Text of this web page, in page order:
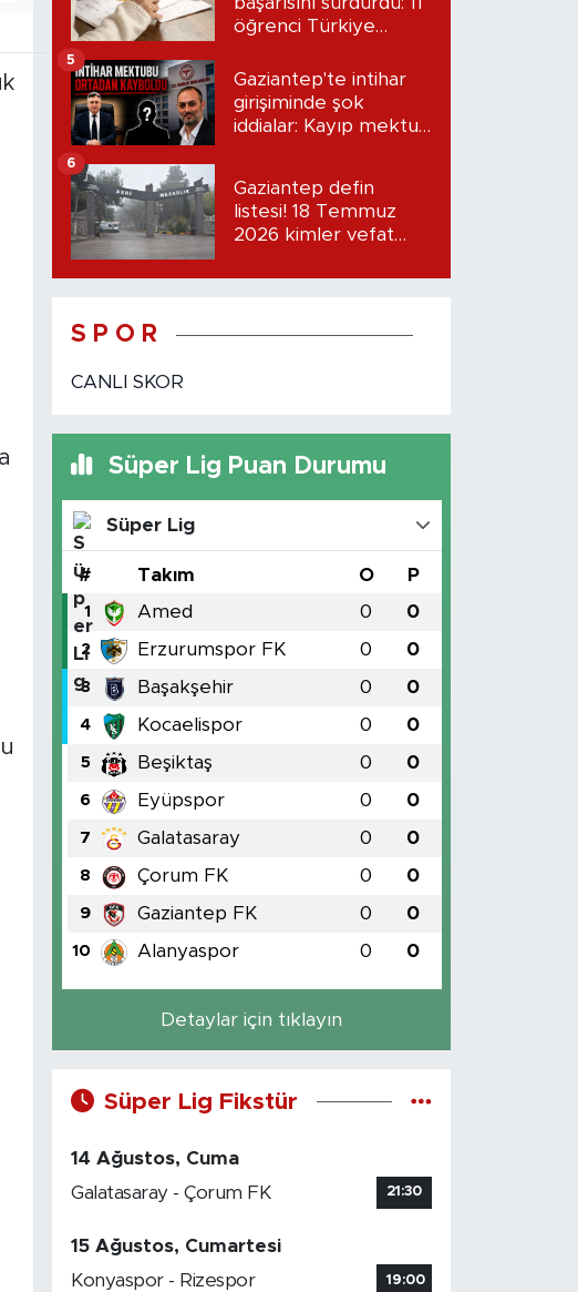
öğrenci Türkiye
Gaziantep'te intihar
girişiminde şok
iddialar: Kayıp mektup
5
Gaziantep defin
listesi! 18 Temmuz
2026 kimler vefat
6
S P O R
CANLI SKOR
Süper Lig Puan Durumu
Süper Lig
# Takım O P
1 Amed 0 0
2 Erzurumspor FK 0 0
3 Başakşehir 0 0
4 Kocaelispor 0 0
5 Beşiktaş 0 0
6 Eyüpspor 0 0
7 Galatasaray 0 0
8 Çorum FK 0 0
9 Gaziantep FK 0 0
10 Alanyaspor 0 0
Detaylar için tıklayın
Süper Lig Fikstür
14 Ağustos, Cuma
Galatasaray - Çorum FK
21:30
15 Ağustos, Cumartesi
Konyaspor - Rizespor
19:00